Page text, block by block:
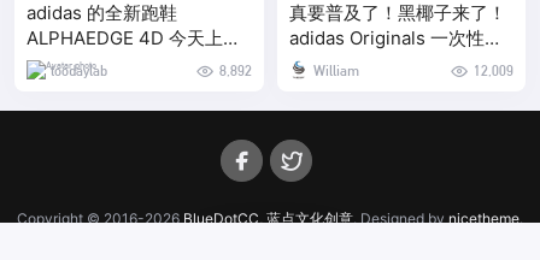
adidas 的全新跑鞋
ALPHAEDGE 4D 今天上市
了，它到底有什么厉害的
toodaylab 8,892
真要普及了！黑椰子来了！
adidas Originals 一次性介
绍了 3 款 YEEZY BOOST
William 12,009
Copyright © 2016-2026BlueDotCC, 蓝点文化创意. Designed bynicetheme.